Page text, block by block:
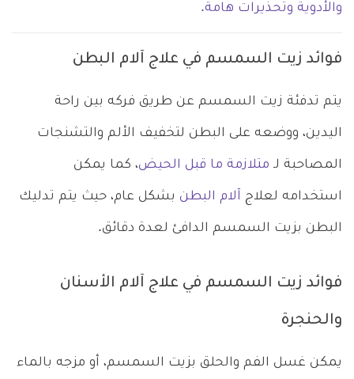
والأدوية وتحذيرات هامة.
فوائد زيت السمسم في علاج آلام البطن
يتم تدفئة زيت السمسم عن طريق فركه بين راحة
اليدين، ووضعه على البطن لتخفيف الألم والتشنجات
المصاحبة لـ متلازمة ما قبل الحيض، كما يمكن
استخدامه لعلاج آلام البطن بشكل عام، حيث يتم تدليك
البطن بزيت السمسم الدافئ لعدة دقائق.
فوائد زيت السمسم في علاج آلام الأسنان
والحنجرة
يمكن غسل الفم والحلق بزيت السمسم، أو مزجه بالماء